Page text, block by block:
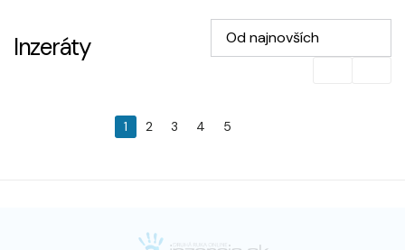
Inzeráty Od najnovších
1 2 3 4 5